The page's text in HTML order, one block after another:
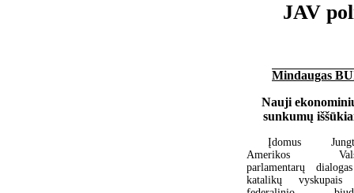
JAV
Mindaugas
Nauji
sunkumų
Įdomus
Amerikos
parlamentarų
katalikų vyskupais